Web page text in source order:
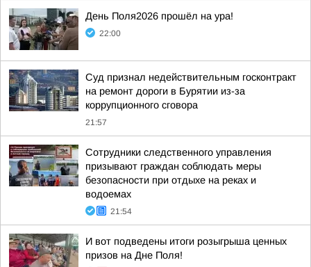
День Поля2026 прошёл на ура!
22:00
Суд признал недействительным госконтракт
на ремонт дороги в Бурятии из-за
коррупционного сговора
21:57
Сотрудники следственного управления
призывают граждан соблюдать меры
безопасности при отдыхе на реках и
водоемах
21:54
И вот подведены итоги розыгрыша ценных
призов на Дне Поля!